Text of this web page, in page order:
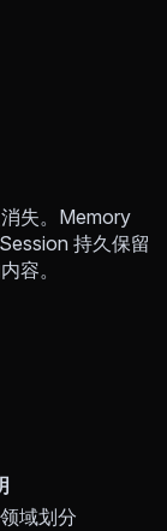
失。Memory
持久保留
容。
域划分